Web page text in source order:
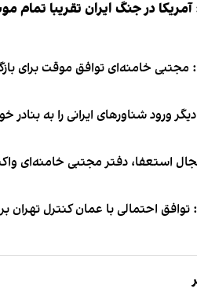
آمریکا در جنگ ایران تقریبا
خامنه‌ای توافق موقت برای
دیگر ورود شناورهای ایرانی را به بنادر
استعفا، دفتر مجتبی خامنه‌ای
احتمالی با عمان کنترل تهران